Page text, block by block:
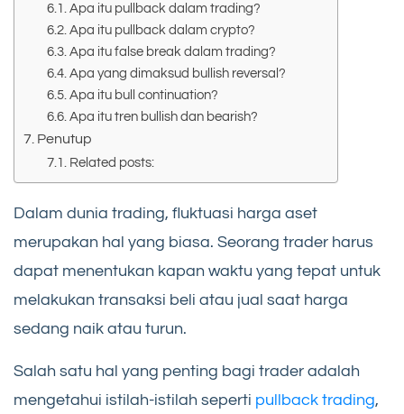
Apa itu pullback dalam trading?
Apa itu pullback dalam crypto?
Apa itu false break dalam trading?
Apa yang dimaksud bullish reversal?
Apa itu bull continuation?
Apa itu tren bullish dan bearish?
Penutup
Related posts:
Dalam dunia trading, fluktuasi harga aset
merupakan hal yang biasa. Seorang trader harus
dapat menentukan kapan waktu yang tepat untuk
melakukan transaksi beli atau jual saat harga
sedang naik atau turun.
Salah satu hal yang penting bagi trader adalah
mengetahui istilah-istilah seperti pullback trading,